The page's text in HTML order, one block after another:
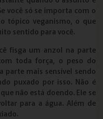
você só se importa com o
tópico veganismo, o que
sentido para você.
fisga um anzol na parte
toda força, o peso do
parte mais sensível sendo
puxado por isso. Não é
não está doendo. Ele se
para a água. Além de